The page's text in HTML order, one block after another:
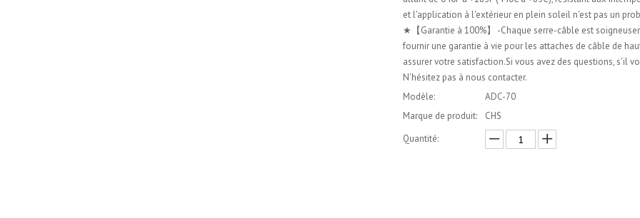
et l'application à l'extérieur en plein soleil n'est pas un
★【Garantie à 100%】 -Chaque serre-câble est
fournir une garantie à vie pour les attaches de câble de
assurer votre satisfaction.Si vous avez des questions, s'il
N'hésitez pas à nous contacter.
Modèle:
ADC-70
Marque de produit:
CHS
Quantité: